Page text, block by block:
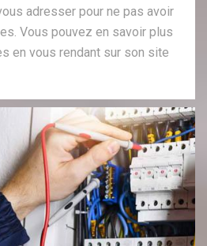
adresser pour ne pas avoir
Vous pouvez en savoir plus
en vous rendant sur son site